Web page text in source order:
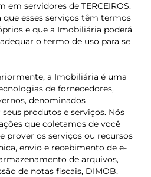
em servidores de TERCEIROS.
esses serviços têm termos
e que a Imobiliária poderá
o termo de uso para se
a Imobiliária é uma
de fornecedores,
denominados
seus produtos e serviços. Nós
que coletamos de você
prover os serviços ou recursos
envio e recebimento de e-
de arquivos,
de notas fiscais, DIMOB,